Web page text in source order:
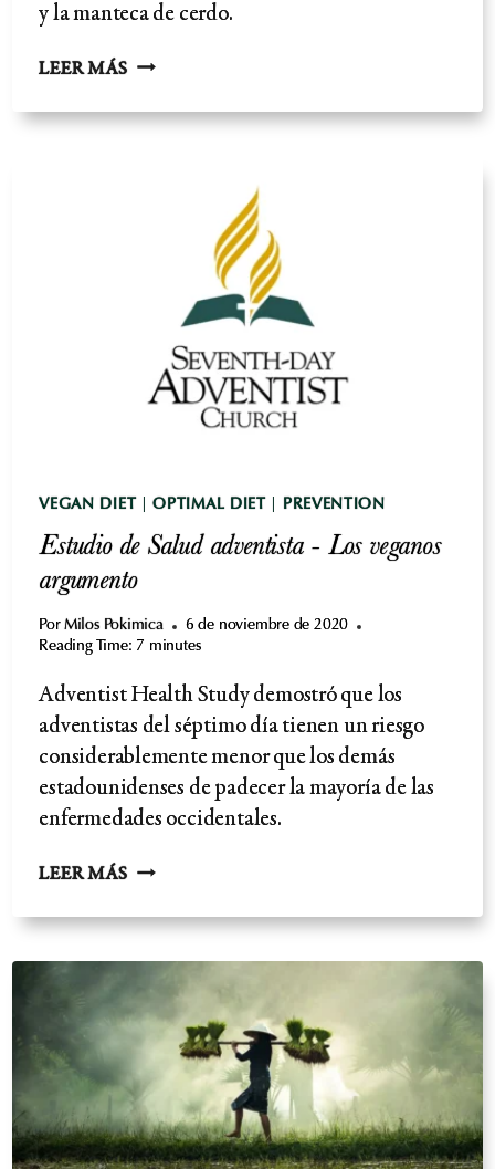
y la manteca de cerdo.
LEER MÁSDIETA
"MARAVILLA"
VEGAN DIET |OPTIMAL DIET PREVENTION
Estudio de Salud adventista - Los veganos
argumento
Por Milos Pokimica
6 de noviembre de 2020
Reading Time: 7 minutes
Adventist Health Study demostró que los
adventistas del séptimo día tienen un riesgo
considerablemente menor que los demás
estadounidenses de padecer la mayoría de las
enfermedades occidentales.
LEER MÁSESTUDIO
SALUD
LOS
VEGANOS
ARGUMENTO